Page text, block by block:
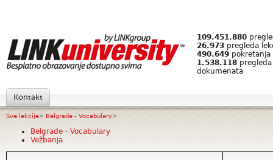
109.451.880
26.973 pregleda
490.649 pokretanja
1.538.118
dokumenata
Kontakt
Sve lekcije> Belgrade - Vocabulary>
Belgrade - Vocabulary
Vežbanja